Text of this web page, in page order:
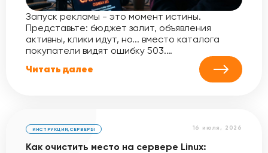
Запуск рекламы - это момент истины.
Представьте: бюджет залит, объявления
активны, клики идут, но... вместо каталога
покупатели видят ошибку 503.…
Читать далее
16 июля, 2026
ИНСТРУКЦИИ, СЕРВЕРЫ
Как очистить место на сервере Linux: